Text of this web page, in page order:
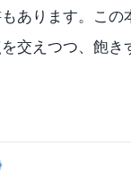
あります。こ
交えつつ、飽